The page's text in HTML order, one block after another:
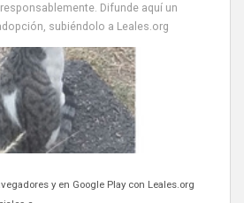
Difunde aquí un
subiéndolo a Leales.org
y en Google Play con Leales.org